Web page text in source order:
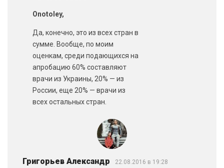
Onotoley,
Да, конечно, это из всех стран в
сумме. Вообще, по моим
оценкам, среди подающихся на
апробацию 60% составляют
врачи из Украины, 20% — из
России, еще 20% — врачи из
всех остальных стран.
Григорьев Александр 22.08.2016 в 19:28